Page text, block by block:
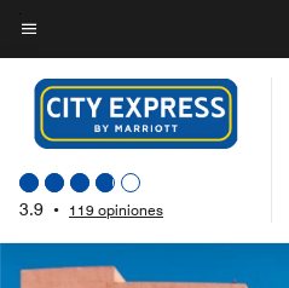
Skip
to
main
content
Texto del menú
3.9 • 119 opiniones